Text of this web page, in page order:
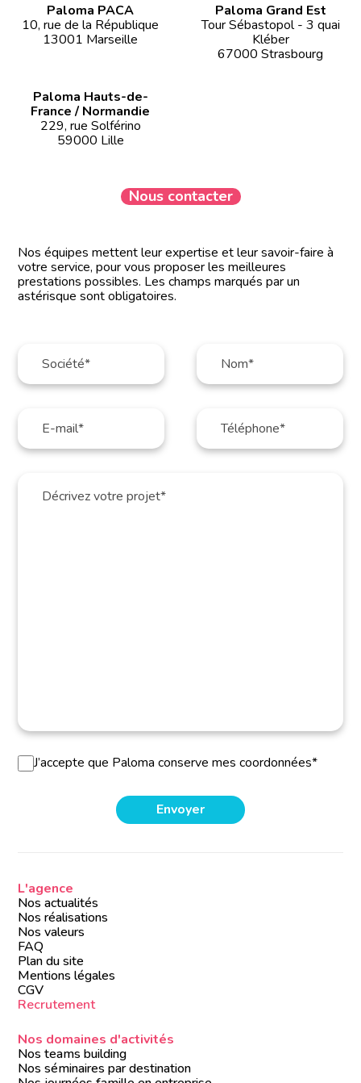
Paloma PACA
10, rue de la République
13001 Marseille
Paloma Grand Est
Tour Sébastopol - 3 quai
Kléber
67000 Strasbourg
Paloma Hauts-de-
France / Normandie
229, rue Solférino
59000 Lille
Nous contacter
Nos équipes mettent leur expertise et leur savoir-faire à
votre service, pour vous proposer les meilleures
prestations possibles. Les champs marqués par un
astérisque sont obligatoires.
J’accepte que Paloma conserve mes coordonnées*
L'agence
Nos actualités
Nos réalisations
Nos valeurs
FAQ
Plan du site
Mentions légales
CGV
Recrutement
Nos domaines d'activités
Nos teams building
Nos séminaires par destination